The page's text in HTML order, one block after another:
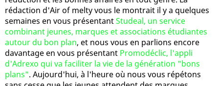
rédaction d'Air of melty vous le montrait il y a quelques
semaines en vous présentantStudeal, un service
combinant jeunes, marques et associations étudiantes
autour du bon plan, et nous vous en parlions encore
davantage en vous présentant Promodéclic, l'appli
d'Adrexo qui va faciliter la vie de la génération "bons
plans". Aujourd'hui, à l'heure où nous vous répétons